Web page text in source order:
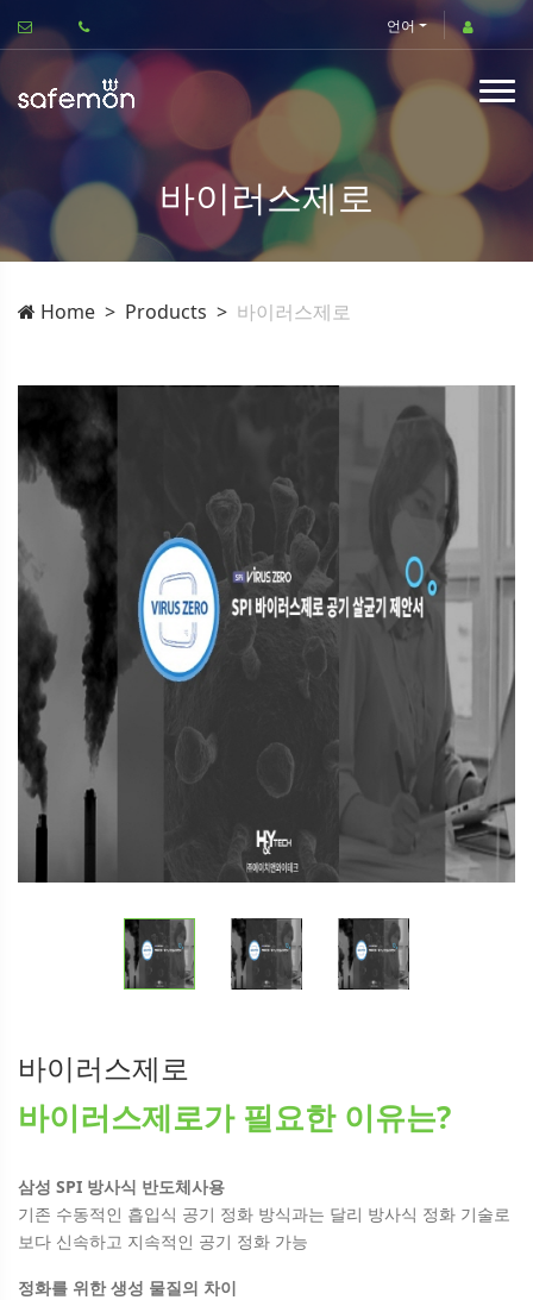
언어
바이러스제로
Home Products 바이러스제로
바이러스제로
바이러스제로가 필요한 이유는?
삼성 SPI 방사식 반도체사용
기존 수동적인 흡입식 공기 정화 방식과는 달리 방사식 정화 기술로
보다 신속하고 지속적인 공기 정화 가능
정화를 위한 생성 물질의 차이